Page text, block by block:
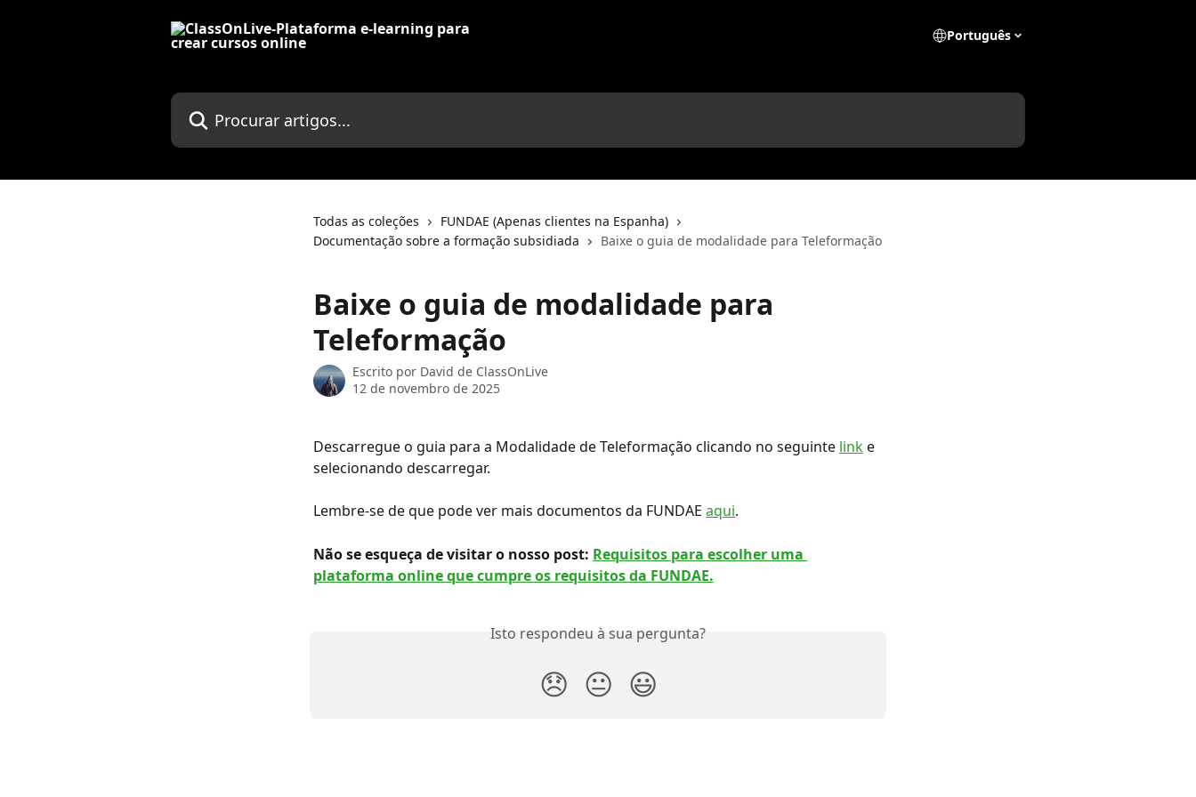
Português
Procurar artigos...
Todas as coleções
FUNDAE (Apenas clientes na Espanha)
Documentação sobre a formação subsidiada
Baixe o guia de modalidade para Teleformação
Baixe o guia de modalidade para
Teleformação
Escrito por David de ClassOnLive
12 de novembro de 2025
Descarregue o guia para a Modalidade de Teleformação clicando no seguinte link e
selecionando descarregar.
Lembre-se de que pode ver mais documentos da FUNDAE aqui.
Não se esqueça de visitar o nosso post: Requisitos para escolher uma
plataforma online que cumpre os requisitos da FUNDAE.
Isto respondeu à sua pergunta?
😞 😐 😃